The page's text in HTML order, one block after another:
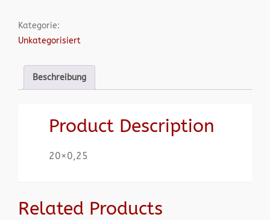
Kategorie:
Unkategorisiert
Beschreibung
Product Description
20×0,25
Related Products